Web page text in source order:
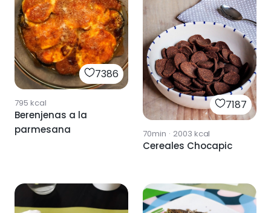
7386
795 kcal
Berenjenas a la
parmesana
7187
70min · 2003 kcal
Cereales Chocapic